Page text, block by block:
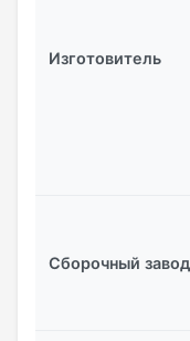
Изготовитель
Сборочный завод